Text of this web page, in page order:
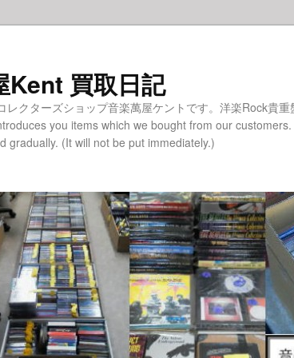
Kent 買取日記
レクターズショップ音楽萬屋ケントです。洋楽Rock貴重
you items which we bought from our customers.
gradually. (It will not be put immediately.)